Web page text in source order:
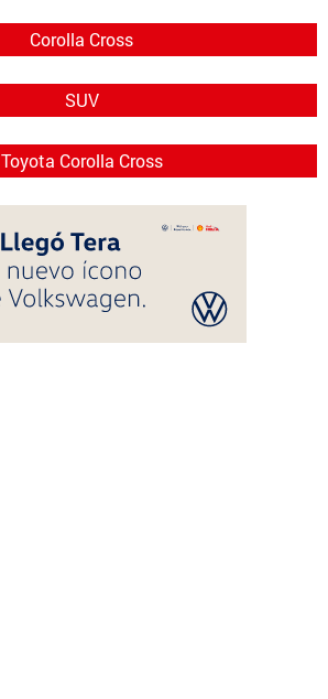
Corolla Cross
SUV
Toyota Corolla Cross